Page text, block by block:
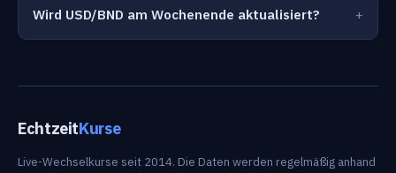
Wird USD/BND am Wochenende aktualisiert?
EchtzeitKurse
Live-Wechselkurse seit 2014. Die Daten werden regelmäßig anhand